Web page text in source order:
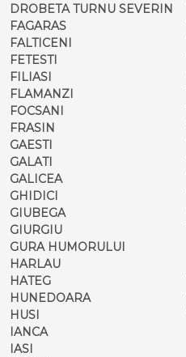
DROBETA TURNU SEVERIN
FAGARAS
FALTICENI
FETESTI
FILIASI
FLAMANZI
FOCSANI
FRASIN
GAESTI
GALATI
GALICEA
GHIDICI
GIUBEGA
GIURGIU
GURA HUMORULUI
HARLAU
HATEG
HUNEDOARA
HUSI
IANCA
IASI